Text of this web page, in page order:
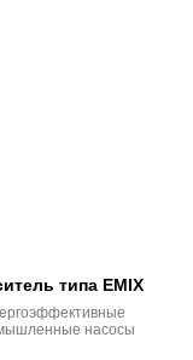
типа EMIX
насосы